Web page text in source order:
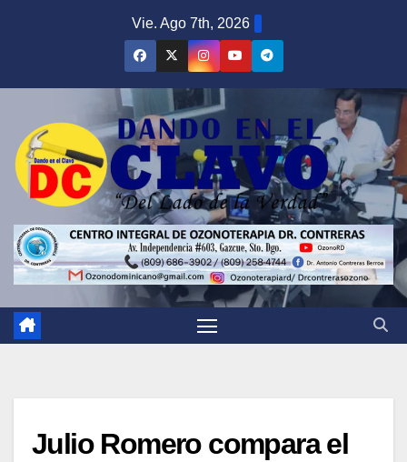
Vie. Ago 7th, 2026
Julio Romero compara el